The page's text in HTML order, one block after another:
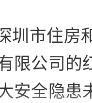
圳市住房
限公司的
安全隐患